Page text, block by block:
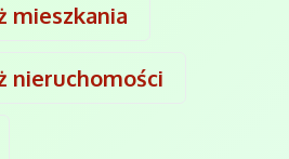
mieszkania
nieruchomości